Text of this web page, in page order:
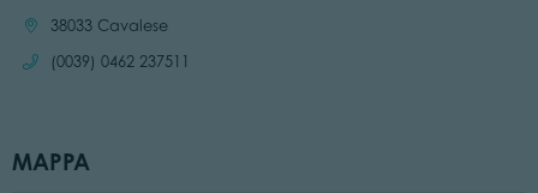
Località:38033 Cavalese
Chiama:
(0039) 0462 237511
MAPPA